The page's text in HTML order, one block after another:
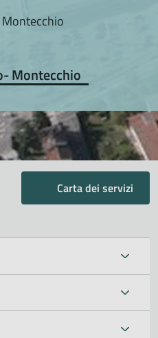
Montecchio
Carta dei servizi